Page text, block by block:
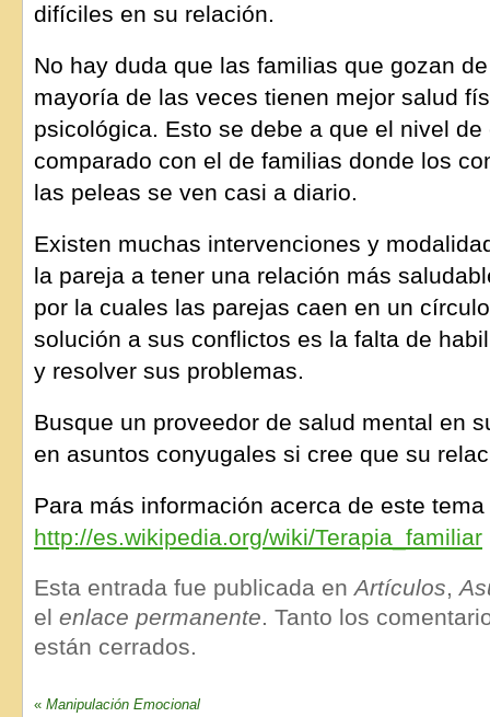
difíciles en su relación.
No hay duda que las familias que gozan
mayoría de las veces tienen mejor salud
psicológica. Esto se debe a que el nivel
comparado con el de familias donde los
las peleas se ven casi a diario.
Existen muchas intervenciones y
la pareja a tener una relación más
por la cuales las parejas caen en un
solución a sus conflictos es la falta de
y resolver sus problemas.
Busque un proveedor de salud mental en
en asuntos conyugales si cree que su
Para más información acerca de este
http://es.wikipedia.org/wiki/Terapia_familiar
Esta entrada fue publicada enArtículos,
el enlace permanente. Tanto los
están cerrados.
« Manipulación Emocional